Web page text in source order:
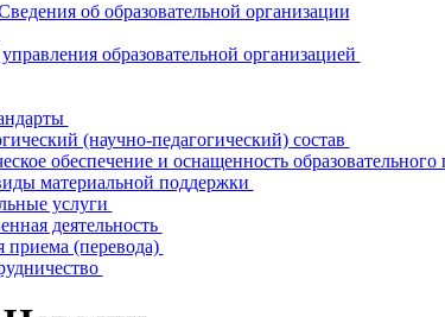
об образовательной организации
образовательной организацией
(научно-педагогический) состав
обеспечение и оснащенность образовательного
материальной поддержки
услуги
деятельность
приема (перевода)